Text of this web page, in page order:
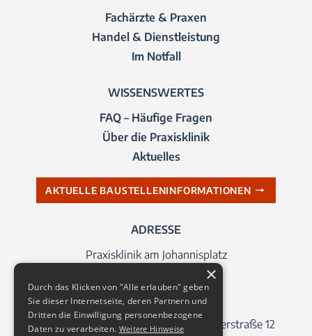
Fachärzte & Praxen
Handel & Dienstleistung
Im Notfall
WISSENSWERTES
FAQ – Häufige Fragen
Über die Praxisklinik
Aktuelles
AKTUELLE BAUSTELLENINFORMATIONEN
ADRESSE
Praxisklinik am Johannisplatz
04103 Leipzig
Adresse für das Navigationsgerät: Querstraße 12
×
Durch das Klicken von "Alle erlauben" geben
Sie dieser Internetseite, deren Partnern und
Dritten die Einwilligung personenbezogene
Daten zu verarbeiten. Weitere Hinweise